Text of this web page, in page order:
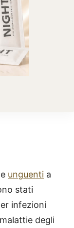
unguenti a
stati
infezioni
degli